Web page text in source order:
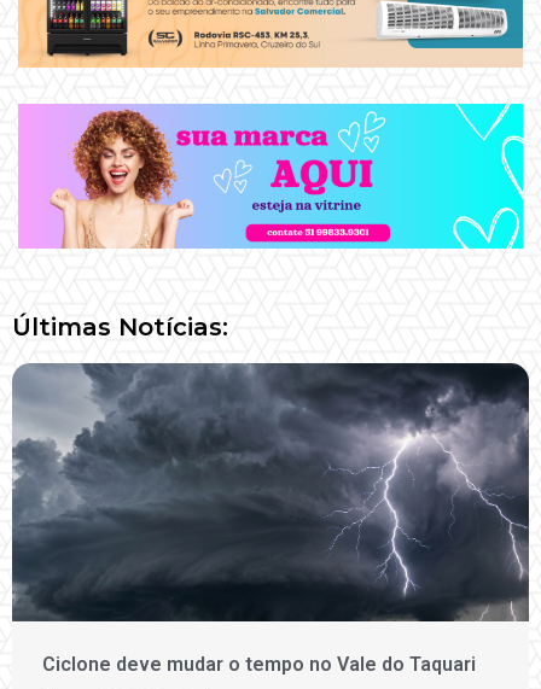
Últimas Notícias:
Ciclone deve mudar o tempo no Vale do Taquari